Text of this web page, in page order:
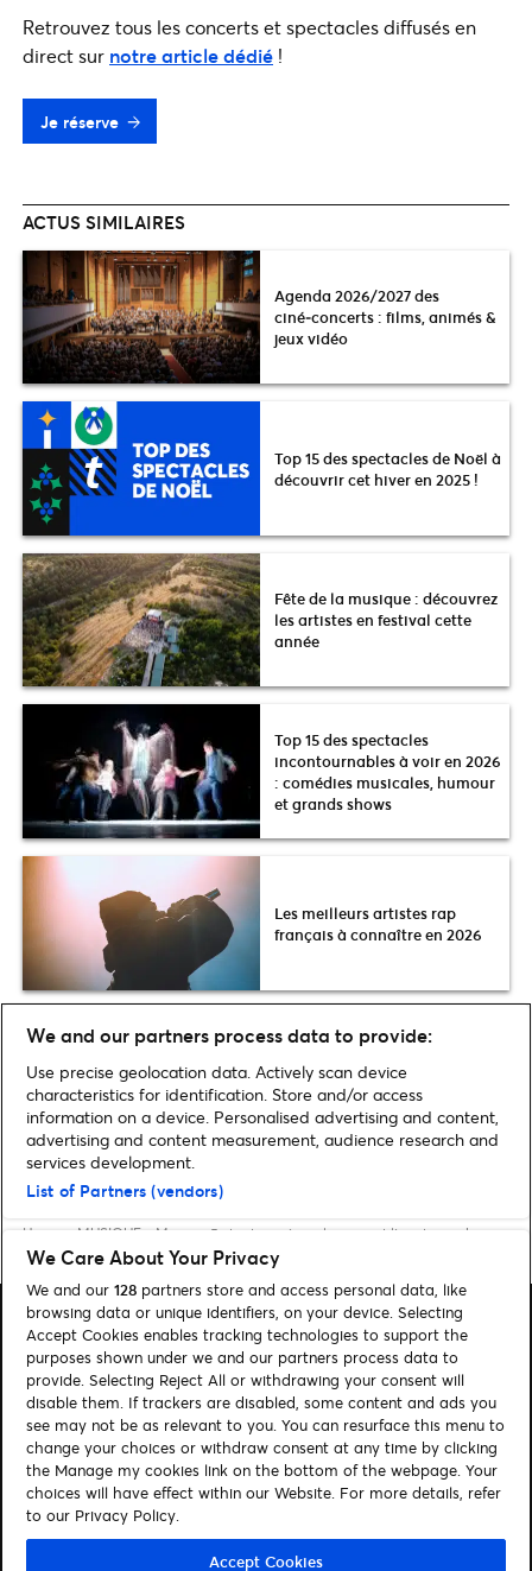
Retrouvez tous les concerts et spectacles diffusés en
direct sur notre article dédié !
Je réserve
ACTUS SIMILAIRES
Agenda 2026/2027 des
ciné‑concerts : films, animés &
jeux vidéo
Top 15 des spectacles de Noël à
découvrir cet hiver en 2025 !
Fête de la musique : découvrez
les artistes en festival cette
année
Top 15 des spectacles
incontournables à voir en 2026
: comédies musicales, humour
et grands shows
Les meilleurs artistes rap
français à connaître en 2026
Découvrez les 10 humoristes
français à suivre en 2025
Home MUSIQUE Maroon 5 : tout savoir sur le concert live stream !
Rechercher
Gérer mes cookies
Aide / Contact
We and our partners process data to provide:
Use precise geolocation data. Actively scan device
characteristics for identification. Store and/or access
information on a device. Personalised advertising and content,
advertising and content measurement, audience research and
services development.
List of Partners (vendors)
We Care About Your Privacy
We and our 128 partners store and access personal data, like
browsing data or unique identifiers, on your device. Selecting
Accept Cookies enables tracking technologies to support the
purposes shown under we and our partners process data to
provide. Selecting Reject All or withdrawing your consent will
disable them. If trackers are disabled, some content and ads you
see may not be as relevant to you. You can resurface this menu to
change your choices or withdraw consent at any time by clicking
the Manage my cookies link on the bottom of the webpage. Your
choices will have effect within our Website. For more details, refer
to our Privacy Policy.
Accept Cookies